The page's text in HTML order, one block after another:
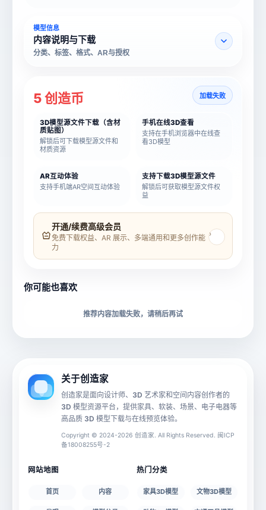
模型信息
内容说明与下载
分类、标签、格式、AR与授权
模型名称
材质贴图
文件大小
5 创造币 加载失败
3D模型源文件下载（含材
质贴图）
解锁后可下载模型源文件和
材质资源
手机在线3D查看
支持在手机浏览器中在线查
看3D模型
AR互动体验
支持手机端AR空间互动体验
支持下载3D模型源文件
解锁后可获取模型源文件权
益
开通/续费高级会员
免费下载权益、AR 展示、多端通用和更多创作能
力
›
你可能也喜欢
推荐内容加载失败，请稍后再试
关于创造家
创造家是面向设计师、3D 艺术家和空间内容创作者的
3D 模型资源平台，提供家具、软装、场景、电子电器等
高品质 3D 模型下载与在线预览体验。
Copyright © 2024-2026 创造家. All Rights Reserved. 闽ICP
备18008255号-2
网站地图
首页 内容
热门分类
家具3D模型 文物3D模型